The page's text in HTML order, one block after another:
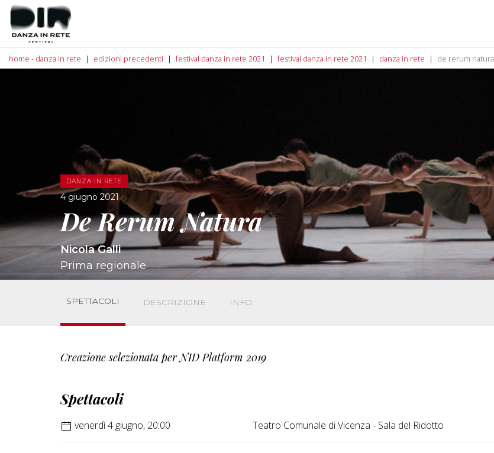
home - danza in rete edizioni precedenti festival danza in rete 2021 festival danza in rete 2021 danza in rete de rerum natura
DANZA IN RETE
4 giugno 2021
De Rerum Natura
Nicola Galli
Prima regionale
SPETTACOLI DESCRIZIONE INFO
Creazione selezionata per NID Platform 2019
Spettacoli
venerdì 4 giugno, 20:00 Teatro Comunale di Vicenza - Sala del Ridotto